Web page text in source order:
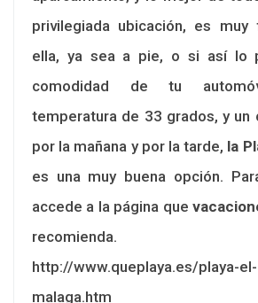
privilegiada ubicación, es
ella, ya sea a pie, o si así lo
comodidad de tu
temperatura de 33 grados, y un
por la mañana y por la tarde, la
es una muy buena opción.
accede a la página que
recomienda.
http://www.queplaya.es/playa-
malaga.htm